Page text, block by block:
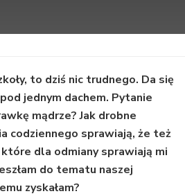
to dziś nic trudnego. Da się
jednym dachem. Pytanie
mądrze? Jak drobne
codziennego sprawiają, że też
które dla odmiany sprawiają mi
do tematu naszej
zyskałam?